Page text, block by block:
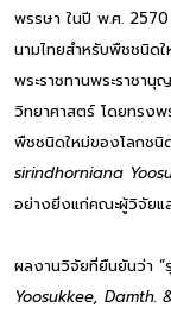
พรรษา ในปี พ.ศ. 2570
นามไทยสำหรับพืชชนิด
พระราชทานพระราชานุ
วิทยาศาสตร์ โดยทรงพ
พืชชนิดใหม่ของโลกชนิ
sirindhorniana
อย่างยิ่งแก่คณะผู้วิจัยแ
ผลงานวิจัยที่ยืนยันว่า “
Yoosukkee, Damth.